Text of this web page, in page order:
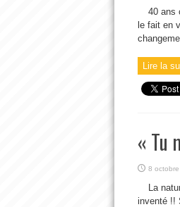
40 ans
le fait en
Lire la
« Tu
8
La
inventé